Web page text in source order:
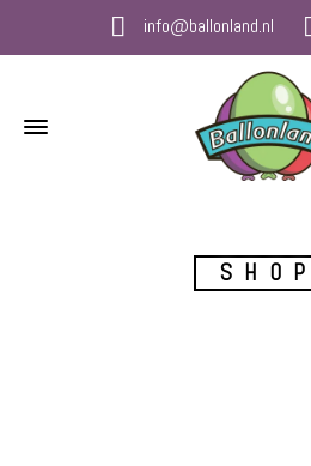
info@ballonland.nl
SHOP